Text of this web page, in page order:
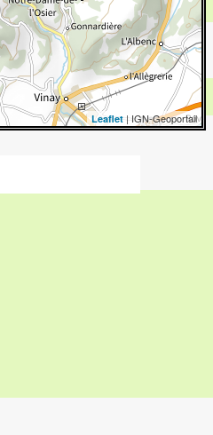
Leaflet | IGN-Geoportail